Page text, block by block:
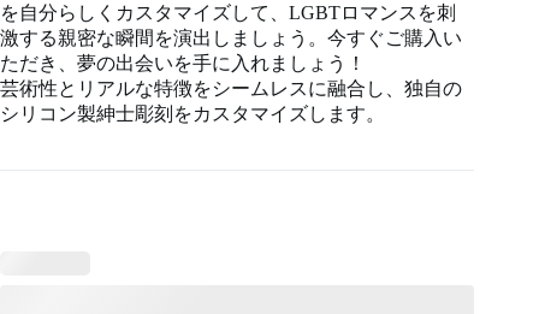
を自分らしくカスタマイズして、LGBTロマンスを刺
激する親密な瞬間を演出しましょう。今すぐご購入い
ただき、夢の出会いを手に入れましょう！
芸術性とリアルな特徴をシームレスに融合し、独自の
シリコン製紳士彫刻をカスタマイズします。